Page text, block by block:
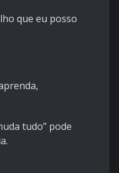
que eu posso
tudo” pode